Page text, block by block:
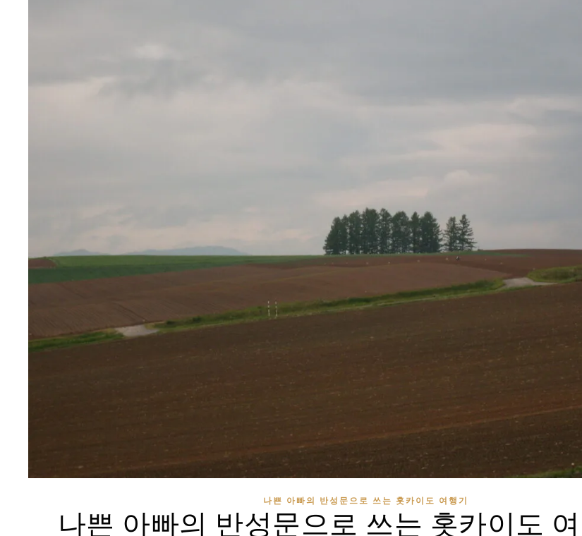
나쁜 아빠의 반성문으로 쓰는 홋카이도 여행기
나쁜 아빠의 반성문으로 쓰는 홋카이도